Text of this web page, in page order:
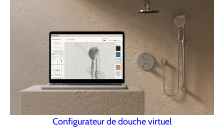
Configurateur de douche virtuel